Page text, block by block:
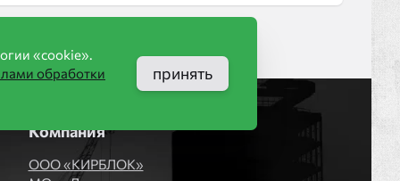
Компания
ООО «КИРБЛОК»
«cookie».
обработки
принять